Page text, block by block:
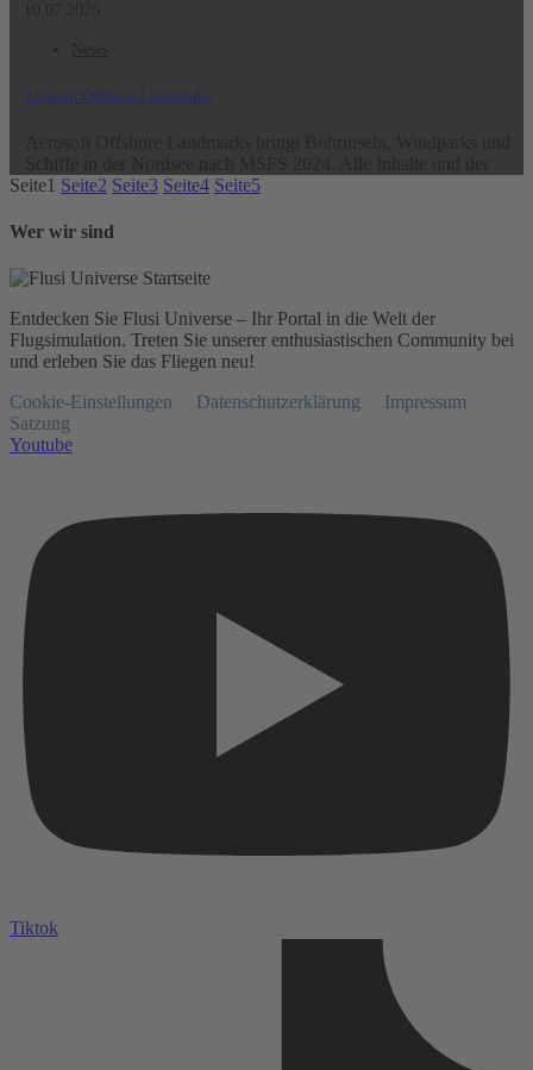
Aerosoft Offshore Landmarks
Seite1 Seite2 Seite3 Seite4 Seite5
Wer wir sind
Entdecken Sie Flusi Universe – Ihr Portal in die Welt der
Flugsimulation. Treten Sie unserer enthusiastischen Community bei
und erleben Sie das Fliegen neu!
Cookie-Einstellungen
Datenschutzerklärung
Impressum
Satzung
Youtube
Tiktok